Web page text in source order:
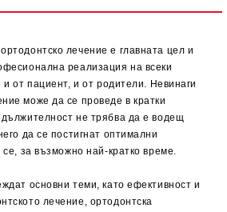
лечение е главната цел и
реализация на всеки
от пациент, и от родители. Невинаги
може да се проведе в кратки
не трябва да е водещ
да се постигнат оптимални
за възможно най-кратко време.
основни теми, като ефективност и
лечение, ортодонтска